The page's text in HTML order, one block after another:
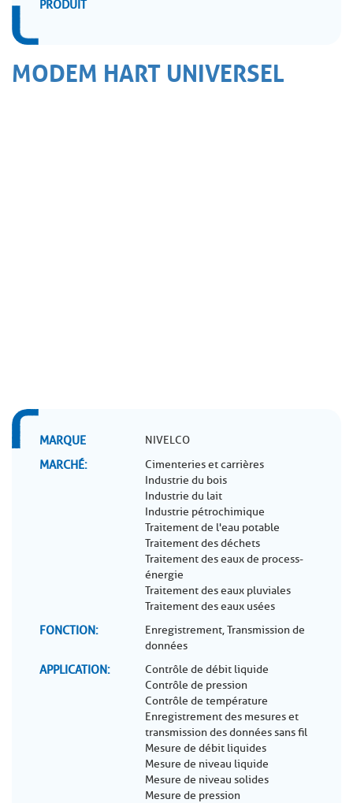
PRODUIT
MODEM HART UNIVERSEL
MARQUE NIVELCO
MARCHÉ
Cimenteries et carrières
Industrie du bois
Industrie du lait
Industrie pétrochimique
Traitement de l'eau potable
Traitement des déchets
Traitement des eaux de process-
énergie
Traitement des eaux pluviales
Traitement des eaux usées
FONCTION
Enregistrement, Transmission de
données
APPLICATION
Contrôle de débit liquide
Contrôle de pression
Contrôle de température
Enregistrement des mesures et
transmission des données sans fil
Mesure de débit liquides
Mesure de niveau liquide
Mesure de niveau solides
Mesure de pression